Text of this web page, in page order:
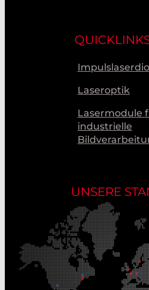
Laseroptik
Lasermodule
industrielle
UNSERE